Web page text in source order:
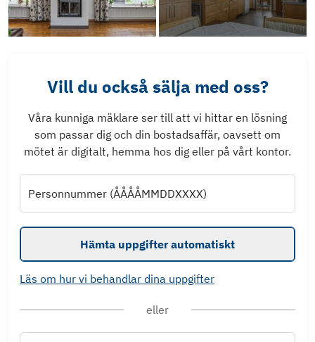
Vill du också sälja med oss?
Våra kunniga mäklare ser till att vi hittar en lösning
som passar dig och din bostadsaffär, oavsett om
mötet är digitalt, hemma hos dig eller på vårt kontor.
Personnummer (ÅÅÅÅMMDDXXXX)
Hämta uppgifter automatiskt
Läs om hur vi behandlar dina uppgifter
eller